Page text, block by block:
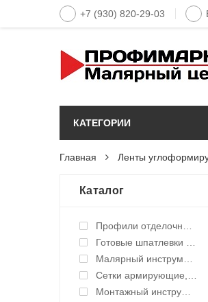
+7 (930) 820-29-03
КАТЕГОРИИ
Главная Ленты
Каталог
Профили отделочные для ГКЛ
Готовые шпатлевки и клея
Малярный инструмент ручной
Сетки армирующие, ленты уплотнительные
Монтажный инструмент